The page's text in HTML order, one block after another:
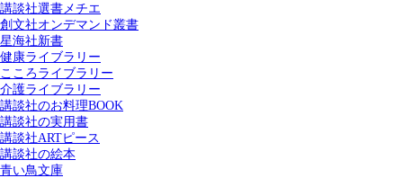
講談社選書メチエ
創文社オンデマンド叢書
星海社新書
健康ライブラリー
こころライブラリー
介護ライブラリー
講談社のお料理BOOK
講談社の実用書
講談社ARTピース
講談社の絵本
青い鳥文庫